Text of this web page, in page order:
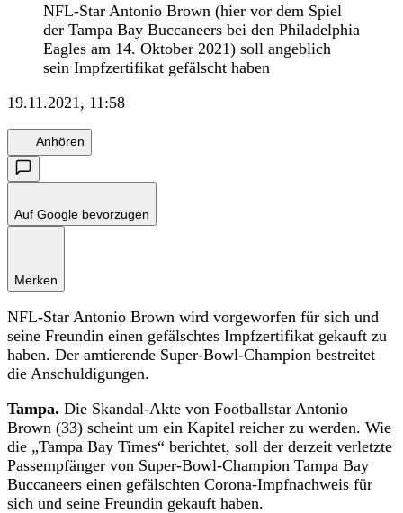
NFL-Star Antonio Brown (hier vor dem Spiel
der Tampa Bay Buccaneers bei den Philadelphia
Eagles am 14. Oktober 2021) soll angeblich
sein Impfzertifikat gefälscht haben
19.11.2021, 11:58
Anhören
Auf Google bevorzugen
Merken
NFL-Star Antonio Brown wird vorgeworfen für sich und
seine Freundin einen gefälschtes Impfzertifikat gekauft zu
haben. Der amtierende Super-Bowl-Champion bestreitet
die Anschuldigungen.
Tampa. Die Skandal-Akte von Footballstar Antonio
Brown (33) scheint um ein Kapitel reicher zu werden. Wie
die „Tampa Bay Times“ berichtet, soll der derzeit verletzte
Passempfänger von Super-Bowl-Champion Tampa Bay
Buccaneers einen gefälschten Corona-Impfnachweis für
sich und seine Freundin gekauft haben.